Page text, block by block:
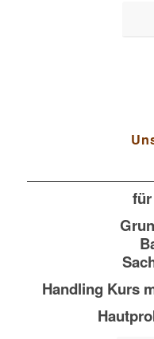
für
Handling Kurs